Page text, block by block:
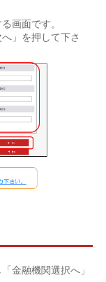
画面です。
」を押して下さ
金融機関選択へ」